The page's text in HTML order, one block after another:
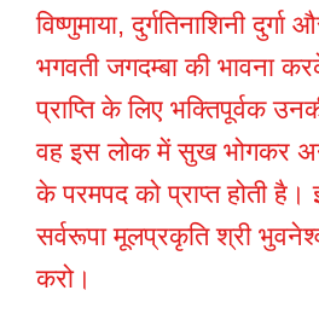
विष्णुमाया, दुर्गतिनाशिनी
भगवती जगदम्बा की भावना
प्राप्ति के लिए भक्तिपूर्वक
वह इस लोक में सुख भोगकर
के परमपद को प्राप्त होती है।
सर्वरूपा मूलप्रकृति श्री
करो।